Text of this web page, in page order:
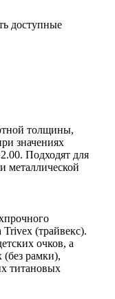
доступные
толщины,
значениях
Подходят для
металлической
(трайвекс).
очков, а
(без рамки),
титановых